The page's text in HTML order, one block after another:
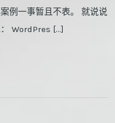
例一事暂且不表。 就说说
WordPres […]